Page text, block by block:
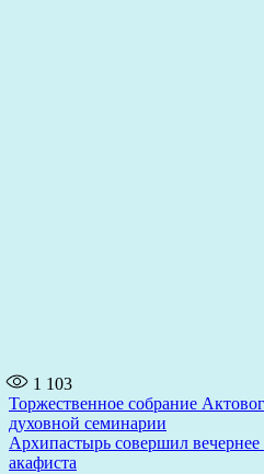
1 103
Навигация
по
записям
Торжественное собрание
духовной семинарии
Архипастырь совершил
акафиста